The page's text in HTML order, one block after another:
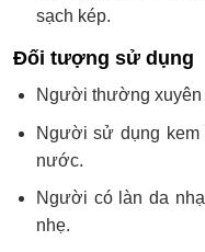
sạch kép.
Đối tượng sử dụng
Người thường xuyên
Người sử dụng kem
nước.
Người có làn da
nhẹ.